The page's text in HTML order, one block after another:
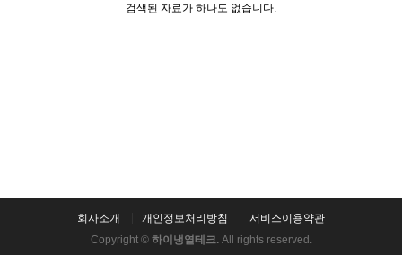
검색된 자료가 하나도 없습니다.
회사소개 개인정보처리방침
서비스이용약관
Copyright © 하이냉열테크.All rights reserved.